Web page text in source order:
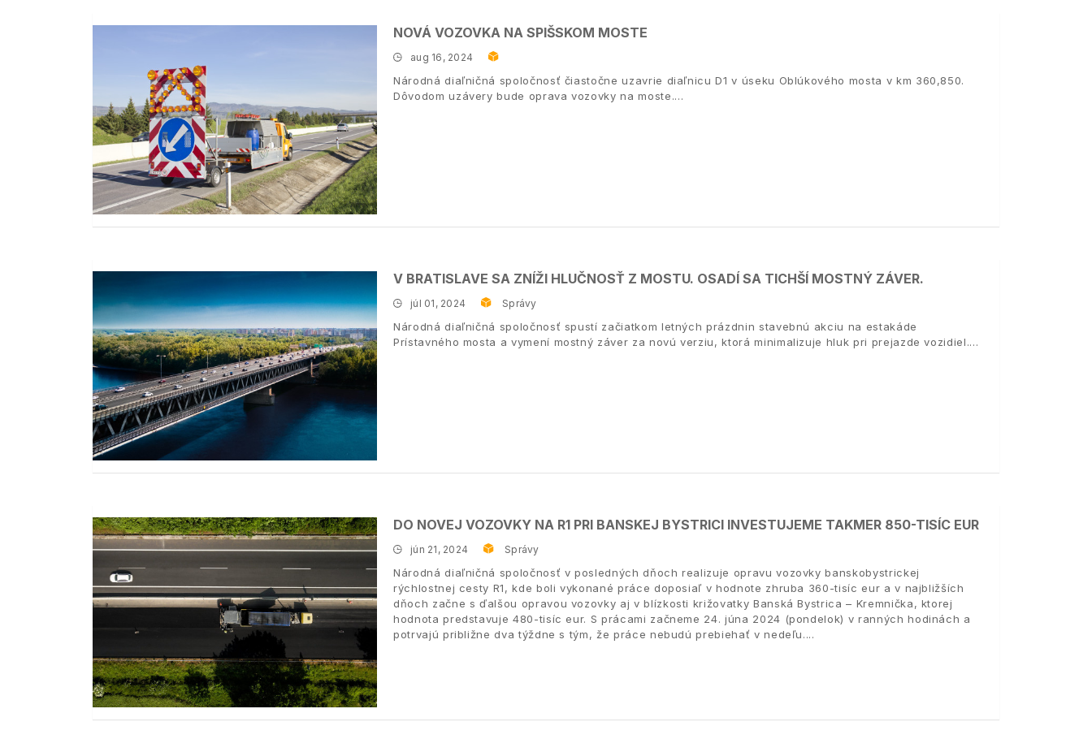
NOVÁ VOZOVKA NA SPIŠSKOM MOSTE
aug 16, 2024
Národná diaľničná spoločnosť čiastočne uzavrie diaľnicu D1 v úseku Oblúkového mosta v km 360,850.
Dôvodom uzávery bude oprava vozovky na moste.
V BRATISLAVE SA ZNÍŽI HLUČNOSŤ Z MOSTU. OSADÍ SA TICHŠÍ MOSTNÝ ZÁVER.
júl 01, 2024 Správy
Národná diaľničná spoločnosť spustí začiatkom letných prázdnin stavebnú akciu na estakáde
Prístavného mosta a vymení mostný záver za novú verziu, ktorá minimalizuje hluk pri prejazde vozidiel.
DO NOVEJ VOZOVKY NA R1 PRI BANSKEJ BYSTRICI INVESTUJEME TAKMER 850-TISÍC EUR
jún 21, 2024 Správy
Národná diaľničná spoločnosť v posledných dňoch realizuje opravu vozovky banskobystrickej
rýchlostnej cesty R1, kde boli vykonané práce doposiaľ v hodnote zhruba 360-tisíc eur a v najbližších
dňoch začne s ďalšou opravou vozovky aj v blízkosti križovatky Banská Bystrica – Kremnička, ktorej
hodnota predstavuje 480-tisíc eur. S prácami začneme 24. júna 2024 (pondelok) v ranných hodinách a
potrvajú približne dva týždne s tým, že práce nebudú prebiehať v nedeľu.